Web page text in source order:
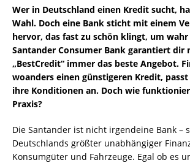
Wer in Deutschland einen Kredit sucht,
Wahl. Doch eine Bank sticht mit einem
hervor, das fast zu schön klingt, um wahr
Santander Consumer Bank garantiert dir
„BestCredit“ immer das beste Angebot.
woanders einen günstigeren Kredit,
ihre Konditionen an. Doch wie
Praxis?
Die Santander ist nicht irgendeine Bank –
Deutschlands größter unabhängiger
Konsumgüter und Fahrzeuge. Egal ob es